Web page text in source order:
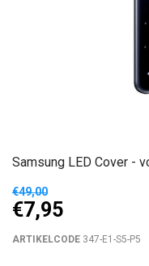
Samsung LED Cover -
€49,00
€7,95
ARTIKELCODE 347-E1-S5-P5